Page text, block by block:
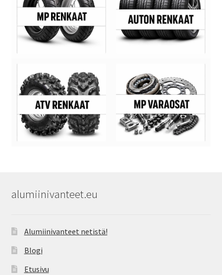
alumiinivanteet.eu
Alumiinivanteet netistä!
Blogi
Etusivu